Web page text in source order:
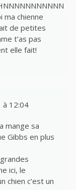
ma chienne
de petites
t’as pas
elle fait!
12:04
mange sa
Gibbs en plus
ici, le
chien c’est un